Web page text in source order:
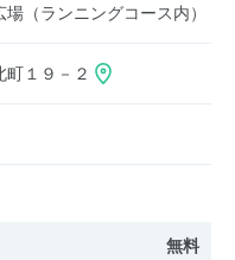
（ランニングコース内）
町１９－２
無料